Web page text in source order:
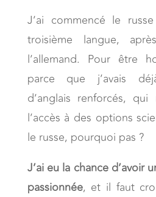
J’ai commencé le
troisième langue,
l’allemand. Pour être
parce que j’avais
d’anglais renforcés, qui
l’accès à des options
le russe, pourquoi pas ?
J’ai eu la chance d’avoir
passionnée, et il faut